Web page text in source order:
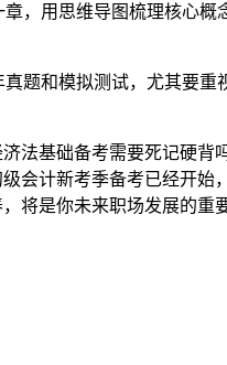
，用思维导图梳理核心
题和模拟测试，尤其要
法基础备考需要死记硬
会计新考季备考已经开
将是你未来职场发展的重